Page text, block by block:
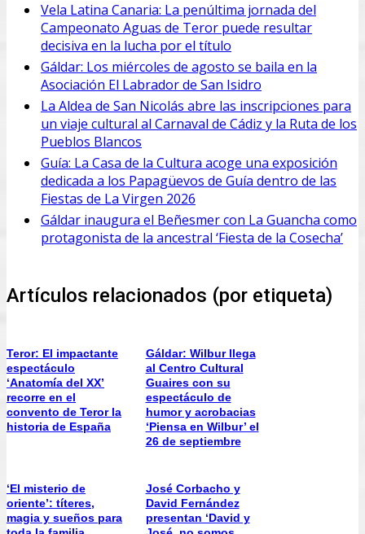
Vela Latina Canaria: La penúltima jornada del
Campeonato Aguas de Teror puede resultar
decisiva en la lucha por el título
Gáldar: Los miércoles de agosto se baila en la
Asociación El Labrador de San Isidro
La Aldea de San Nicolás abre las inscripciones para
un viaje cultural al Carnaval de Cádiz y la Ruta de los
Pueblos Blancos
Guía: La Casa de la Cultura acoge una exposición
dedicada a los Papagüevos de Guía dentro de las
Fiestas de La Virgen 2026
Gáldar inaugura el Beñesmer con La Guancha como
protagonista de la ancestral ‘Fiesta de la Cosecha’
Artículos relacionados (por etiqueta)
Teror: El impactante
espectáculo
‘Anatomía del XX’
recorre en el
convento de Teror la
historia de España
Gáldar: Wilbur llega
al Centro Cultural
Guaires con su
espectáculo de
humor y acrobacias
‘Piensa en Wilbur’ el
26 de septiembre
‘El misterio de
oriente’: títeres,
magia y sueños para
José Corbacho y
David Fernández
presentan ‘David y